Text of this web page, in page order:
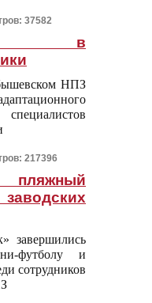
37582
в
НПЗ
217396
пляжный
завершились
футболу и
сотрудников